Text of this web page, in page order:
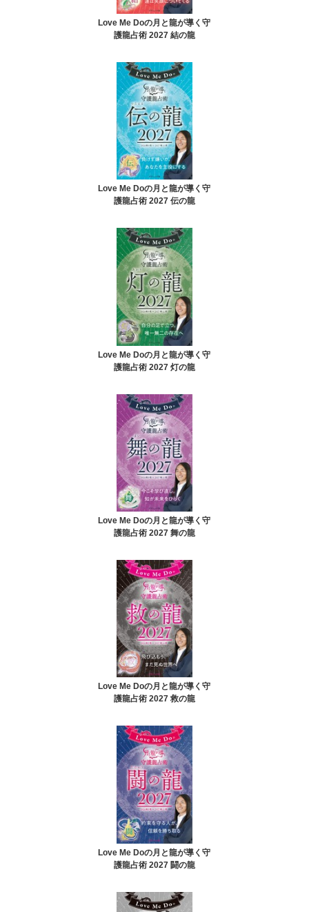
Love Me Doの月と龍が導く守
護龍占術 2027 結の龍
Love Me Doの月と龍が導く守
護龍占術 2027 伝の龍
Love Me Doの月と龍が導く守
護龍占術 2027 灯の龍
Love Me Doの月と龍が導く守
護龍占術 2027 舞の龍
Love Me Doの月と龍が導く守
護龍占術 2027 救の龍
Love Me Doの月と龍が導く守
護龍占術 2027 闘の龍